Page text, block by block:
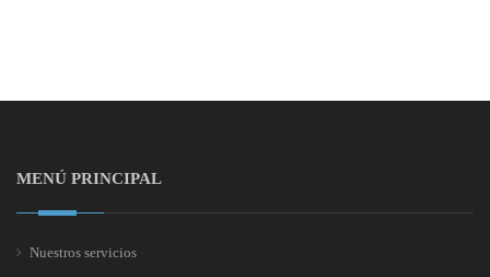
MENÚ PRINCIPAL
Nuestros servicios